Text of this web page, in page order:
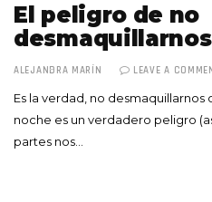
El peligro de no
desmaquillarnos
ALEJANDRA MARÍN LEAVE A
Es la verdad, no
noche es un verdadero peligro
partes nos…